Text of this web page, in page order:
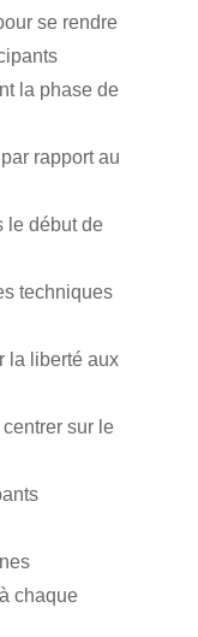
se rendre
la phase de
rapport au
le début de
techniques
la liberté aux
sur le
chaque